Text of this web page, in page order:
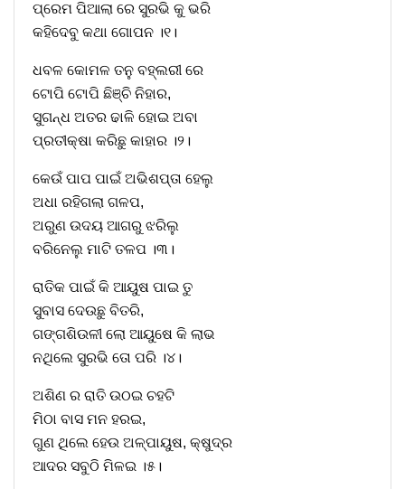
ପ୍ରେମ ପିଆଲା ରେ ସୁରଭି କୁ ଭରି
କହିଦେବୁ କଥା ଗୋପନ ।୧।
ଧବଳ କୋମଳ ତନୁ ବହ୍ଲରୀ ରେ
ଟୋପି ଟୋପି ଛିଞ୍ଚି ନିହାର,
ସୁଗନ୍ଧ ଅତର ଢାଳି ହୋଇ ଅବା
ପ୍ରତୀକ୍ଷା କରିଛୁ କାହାର ।୨।
କେଉଁ ପାପ ପାଇଁ ଅଭିଶପ୍ତା ହେଲୁ
ଅଧା ରହିଗଲା ଗଳପ,
ଅରୁଣ ଉଦୟ ଆଗରୁ ଝରିଲୁ
ବରିନେଲୁ ମାଟି ତଳପ ।୩।
ରାତିକ ପାଇଁ କି ଆୟୁଷ ପାଇ ତୁ
ସୁବାସ ଦେଉଛୁ ବିତରି,
ଗଙ୍ଗଶିଉଳୀ ଲୋ ଆୟୁଷେ କି ଲାଭ
ନଥିଲେ ସୁରଭି ତୋ ପରି ।୪।
ଅଶିଣ ର ରାତି ଉଠଇ ଚହଟି
ମିଠା ବାସ ମନ ହରଇ,
ଗୁଣ ଥିଲେ ହେଉ ଅଳ୍ପାୟୁଷ, କ୍ଷୁଦ୍ର
ଆଦର ସବୁଠି ମିଳଇ ।୫।